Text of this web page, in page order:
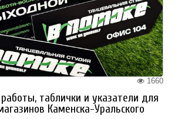
1660
таблички и указатели для
Каменска-Уральского